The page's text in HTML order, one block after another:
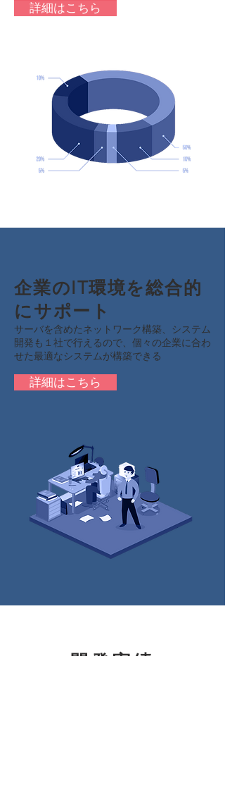
詳細はこちら
企業のIT環境を総合的
にサポート
サーバを含めたネットワーク構築、システム
開発も１社で行えるので、個々の企業に合わ
せた最適なシステムが構築できる
詳細はこちら
開発実績